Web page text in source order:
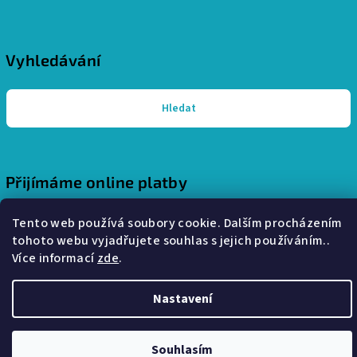
Tento web používá soubory cookie. Dalším procházením
tohoto webu vyjadřujete souhlas s jejich používáním..
Více informacízde.
Nastavení
Souhlasím
Vyhledávání
Hledat
Přijímáme online platby
Všechna práva vyhrazena.
Vytvořil Shoptet